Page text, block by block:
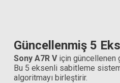
Güncellenmiş 5
Sony A7R Viçin güncellenen
Bu 5 eksenli sabitleme
algoritmayı birleştirir.